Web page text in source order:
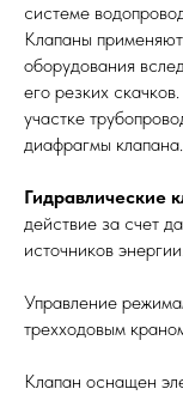
системе
Клапаны
оборудования
его резких
участке
диафрагмы клапана.
действие за счет
источников
Управление
трехходовым
Клапан оснащен